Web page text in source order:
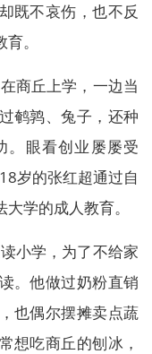
既不哀伤，也不反
。
商丘上学，一边当
鹌鹑、兔子，还种
。眼看创业屡屡受
岁的张红超通过自
学的成人教育。
小学，为了不给家
。他做过奶粉直销
也偶尔摆摊卖点蔬
想吃商丘的刨冰，